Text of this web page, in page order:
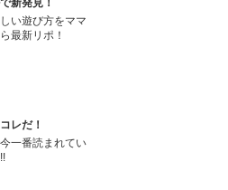
新発見！
い遊び方をママ
最新リポ！
レだ！
一番読まれてい